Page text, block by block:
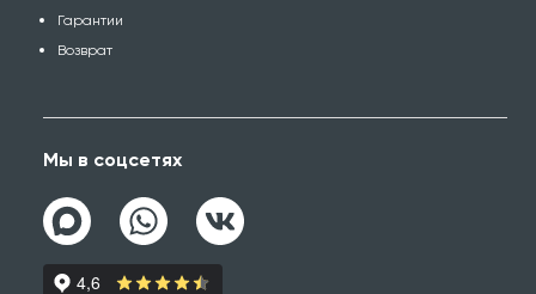
Гарантии
Возврат
Мы в соцсетях